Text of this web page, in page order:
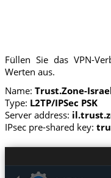
Füllen Sie das VPN-
Werten aus.
Name: Trust.Zone-
Type: L2TP/IPSec PSK
Server address:
IPsec pre-shared key: